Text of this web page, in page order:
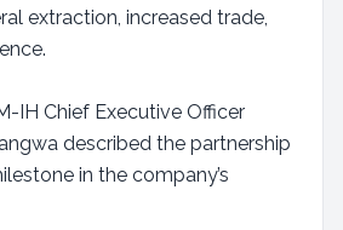
extraction, increased trade,
IH Chief Executive Officer
described the partnership
in the company’s